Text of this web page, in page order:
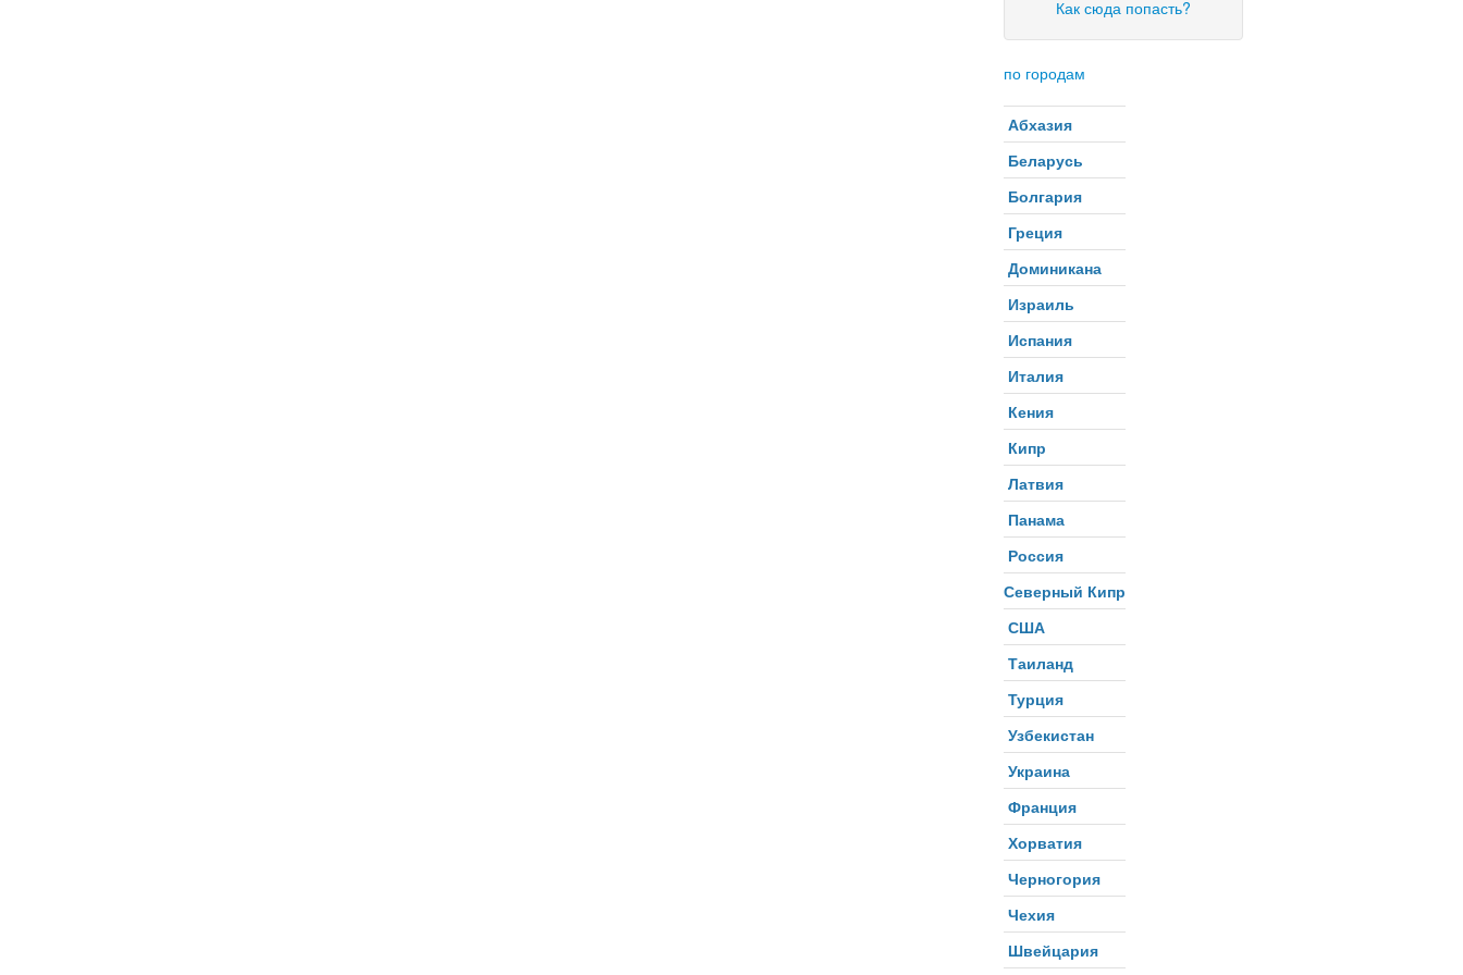
Как сюда попасть?
по городам
Абхазия
Беларусь
Болгария
Греция
Доминикана
Израиль
Испания
Италия
Кения
Кипр
Латвия
Панама
Россия
Северный Кипр
США
Таиланд
Турция
Узбекистан
Украина
Франция
Хорватия
Черногория
Чехия
Швейцария